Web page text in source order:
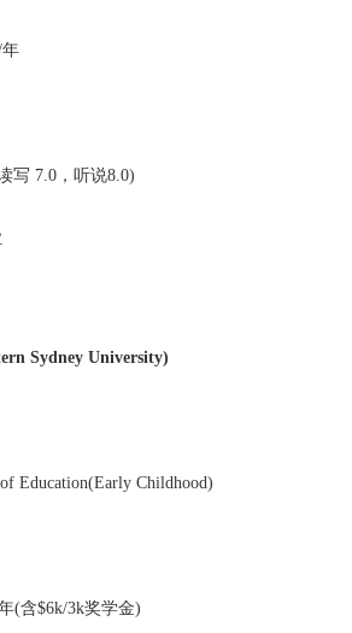
年
写 7.0，听说8.0)
Sydney University)
Education(Early Childhood)
(含$6k/3k奖学金)